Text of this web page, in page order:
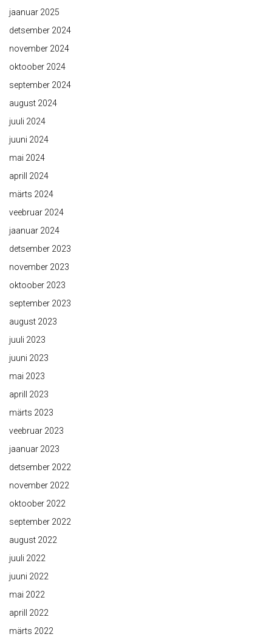
jaanuar 2025
detsember 2024
november 2024
oktoober 2024
september 2024
august 2024
juuli 2024
juuni 2024
mai 2024
aprill 2024
märts 2024
veebruar 2024
jaanuar 2024
detsember 2023
november 2023
oktoober 2023
september 2023
august 2023
juuli 2023
juuni 2023
mai 2023
aprill 2023
märts 2023
veebruar 2023
jaanuar 2023
detsember 2022
november 2022
oktoober 2022
september 2022
august 2022
juuli 2022
juuni 2022
mai 2022
aprill 2022
märts 2022